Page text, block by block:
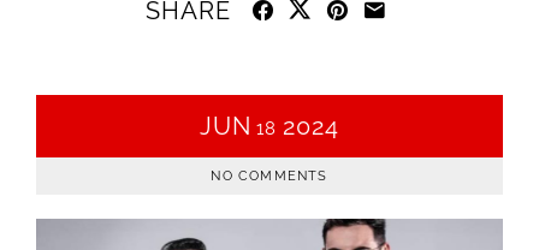
SHARE
JUN 18 2024
NO COMMENTS